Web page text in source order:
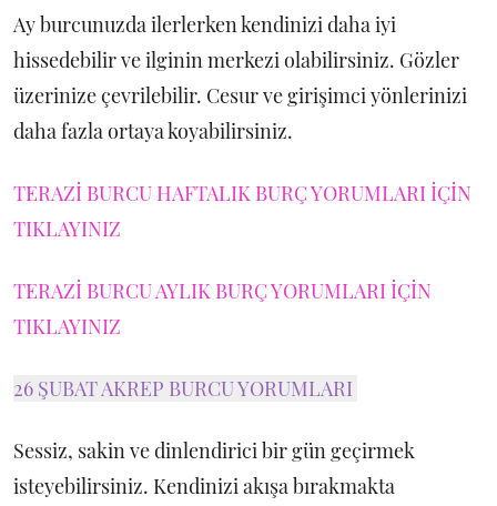
Ay burcunuzda ilerlerken kendinizi daha iyi
hissedebilir ve ilginin merkezi olabilirsiniz. Gözler
üzerinize çevrilebilir. Cesur ve girişimci yönlerinizi
daha fazla ortaya koyabilirsiniz.
TERAZİ BURCU HAFTALIK BURÇ YORUMLARI İÇİN
TIKLAYINIZ
TERAZİ BURCU AYLIK BURÇ YORUMLARI İÇİN
TIKLAYINIZ
26 ŞUBAT AKREP BURCU YORUMLARI
Sessiz, sakin ve dinlendirici bir gün geçirmek
isteyebilirsiniz. Kendinizi akışa bırakmakta